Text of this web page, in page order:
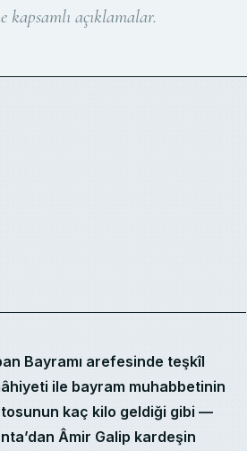
açıklamalar.
Bayramı arefesinde teşkîl
ile bayram muhabbetinin
kaç kilo geldiği gibi —
Âmir Galip kardeşin